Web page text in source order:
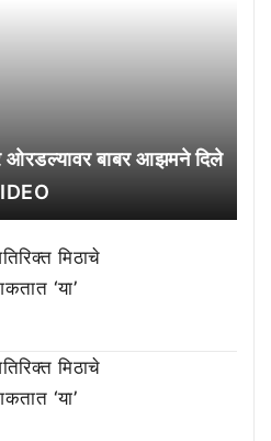
बाबर आझमने दिले
मिठाचे
‘या’
मिठाचे
‘या’